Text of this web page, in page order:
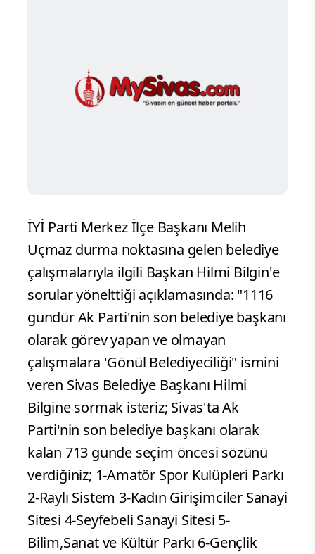
İYİ Parti Merkez İlçe Başkanı Melih
Uçmaz durma noktasına gelen belediye
çalışmalarıyla ilgili Başkan Hilmi Bilgin'e
sorular yönelttiği açıklamasında: "1116
gündür Ak Parti'nin son belediye başkanı
olarak görev yapan ve olmayan
çalışmalara 'Gönül Belediyeciliği" ismini
veren Sivas Belediye Başkanı Hilmi
Bilgine sormak isteriz; Sivas'ta Ak
Parti'nin son belediye başkanı olarak
kalan 713 günde seçim öncesi sözünü
verdiğiniz; 1-Amatör Spor Kulüpleri Parkı
2-Raylı Sistem 3-Kadın Girişimciler Sanayi
Sitesi 4-Seyfebeli Sanayi Sitesi 5-
Bilim,Sanat ve Kültür Parkı 6-Gençlik